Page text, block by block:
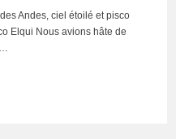
Andes, ciel étoilé et pisco
Elqui Nous avions hâte de